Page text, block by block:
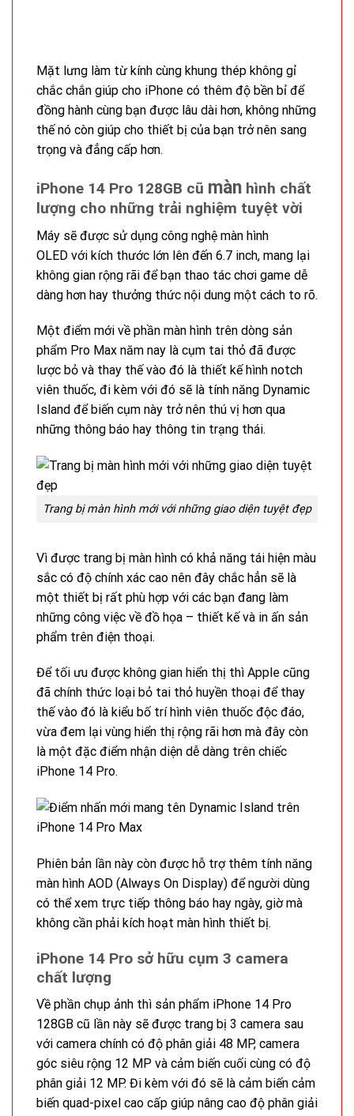
Mặt lưng làm từ kính cùng khung thép không gỉ
chắc chắn giúp cho iPhone có thêm độ bền bỉ để
đồng hành cùng bạn được lâu dài hơn, không những
thế nó còn giúp cho thiết bị của bạn trở nên sang
trọng và đẳng cấp hơn.
iPhone 14 Pro 128GB cũ màn hình chất
lượng cho những trải nghiệm tuyệt vời
Máy sẽ được sử dụng công nghệ màn hình
OLED với kích thước lớn lên đến 6.7 inch, mang lại
không gian rộng rãi để bạn thao tác chơi game dễ
dàng hơn hay thưởng thức nội dung một cách to rõ.
Một điểm mới về phần màn hình trên dòng sản
phẩm Pro Max năm nay là cụm tai thỏ đã được
lược bỏ và thay thế vào đó là thiết kế hình notch
viên thuốc, đi kèm với đó sẽ là tính năng Dynamic
Island để biến cụm này trở nên thú vị hơn qua
những thông báo hay thông tin trạng thái.
Trang bị màn hình mới với những giao diện tuyệt đẹp
Vì được trang bị màn hình có khả năng tái hiện màu
sắc có độ chính xác cao nên đây chắc hẳn sẽ là
một thiết bị rất phù hợp với các bạn đang làm
những công việc về đồ họa – thiết kế và in ấn sản
phẩm trên điện thoại.
Để tối ưu được không gian hiển thị thì Apple cũng
đã chính thức loại bỏ tai thỏ huyền thoại để thay
thế vào đó là kiểu bố trí hình viên thuốc độc đáo,
vừa đem lại vùng hiển thị rộng rãi hơn mà đây còn
là một đặc điểm nhận diện dễ dàng trên chiếc
iPhone 14 Pro.
Phiên bản lần này còn được hỗ trợ thêm tính năng
màn hình AOD (Always On Display) để người dùng
có thể xem trực tiếp thông báo hay ngày, giờ mà
không cần phải kích hoạt màn hình thiết bị.
iPhone 14 Pro sở hữu cụm 3 camera
chất lượng
Về phần chụp ảnh thì sản phẩm iPhone 14 Pro
128GB cũ lần này sẽ được trang bị 3 camera sau
với camera chính có độ phân giải 48 MP, camera
góc siêu rộng 12 MP và cảm biến cuối cùng có độ
phân giải 12 MP. Đi kèm với đó sẽ là cảm biến cảm
biến quad-pixel cao cấp giúp nâng cao độ phân giải